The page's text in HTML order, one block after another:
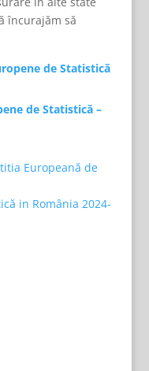
încurajăm să
de Statistică
de Statistică –
Europeană de
in România 2024-